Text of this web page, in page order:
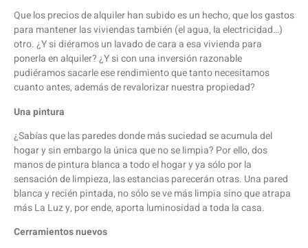
Que los precios de alquiler han subido es un hecho, que los gastos
para mantener las viviendas también (el agua, la electricidad…)
otro. ¿Y si diéramos un lavado de cara a esa vivienda para
ponerla en alquiler? ¿Y si con una inversión razonable
pudiéramos sacarle ese rendimiento que tanto necesitamos
cuanto antes, además de revalorizar nuestra propiedad?
Una pintura
¿Sabías que las paredes donde más suciedad se acumula del
hogar y sin embargo la única que no se limpia? Por ello, dos
manos de pintura blanca a todo el hogar y ya sólo por la
sensación de limpieza, las estancias parecerán otras. Una pared
blanca y recién pintada, no sólo se ve más limpia sino que atrapa
más La Luz y, por ende, aporta luminosidad a toda la casa.
Cerramientos nuevos